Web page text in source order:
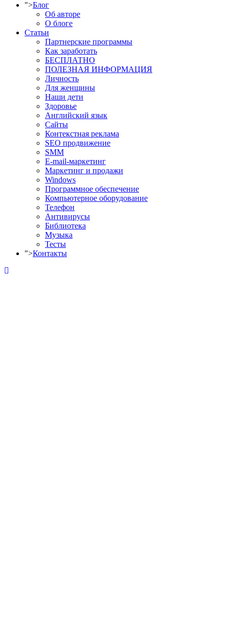
">Блог
Об авторе
О блоге
Статьи
Партнерские программы
Как заработать
БЕСПЛАТНО
ПОЛЕЗНАЯ ИНФОРМАЦИЯ
Личность
Для женщины
Наши дети
Здоровье
Английский язык
Сайты
Контекстная реклама
SEO продвижение
SMM
E-mail-маркетинг
Маркетинг и продажи
Windows
Программное обеспечение
Компьютерное оборудование
Телефон
Антивирусы
Библиотека
Музыка
Тесты
">Контакты